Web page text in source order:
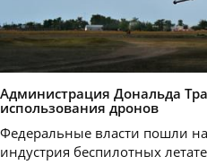
Администрация Дональда
использования дронов
Федеральные власти пошли на
индустрия беспилотных